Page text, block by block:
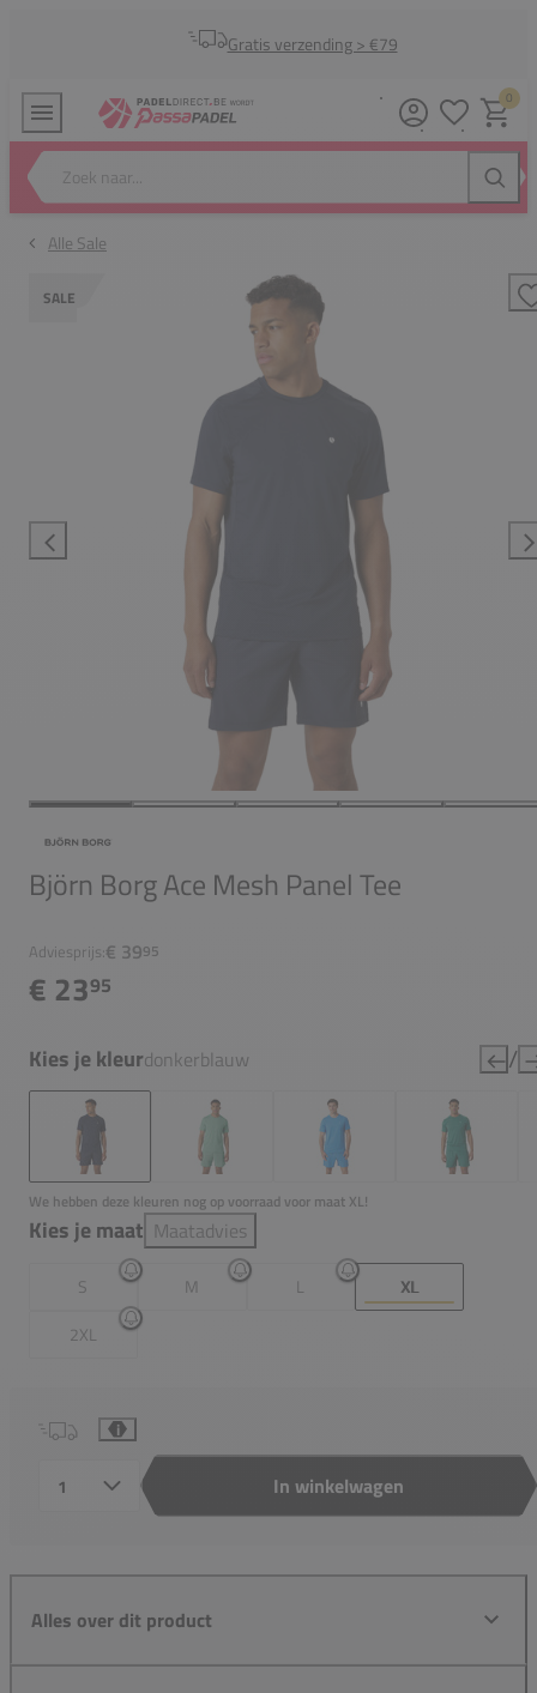
Gratis verzending > €79
Zoek naar...
0
Alle Sale
SALE
Björn Borg Ace Mesh Panel Tee
Adviesprijs:€ 3995
€ 2395
Kies je kleurdonkerblauw /
We hebben deze kleuren nog op voorraad voor maat XL!
Kies je maat Maatadvies
S M L
XL
2XL
i
In winkelwagen
Alles over dit product